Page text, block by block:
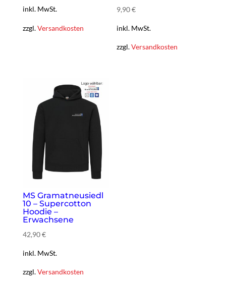
inkl. MwSt.
zzgl.Versandkosten
9,90€
inkl. MwSt.
zzgl.Versandkosten
MS Gramatneusiedl
10 – Supercotton
Hoodie –
Erwachsene
42,90€
inkl. MwSt.
zzgl.Versandkosten